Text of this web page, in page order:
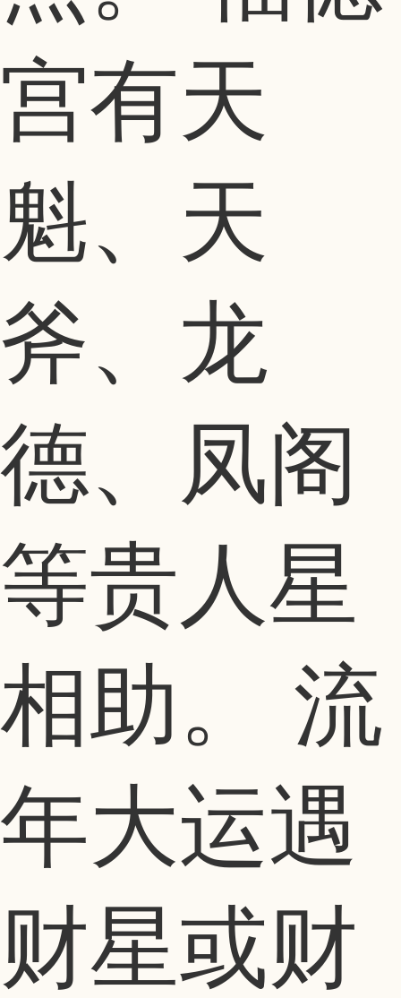
宫有天
魁、天
斧、龙
德、凤阁
等贵人星
相助。 流
年大运遇
财星或财